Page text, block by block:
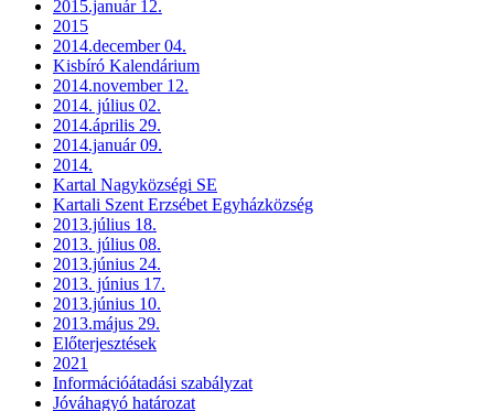
2015.január 12.
2015
2014.december 04.
Kisbíró Kalendárium
2014.november 12.
2014. július 02.
2014.április 29.
2014.január 09.
2014.
Kartal Nagyközségi SE
Kartali Szent Erzsébet Egyházközség
2013.július 18.
2013. július 08.
2013.június 24.
2013. június 17.
2013.június 10.
2013.május 29.
Előterjesztések
2021
Információátadási szabályzat
Jóváhagyó határozat